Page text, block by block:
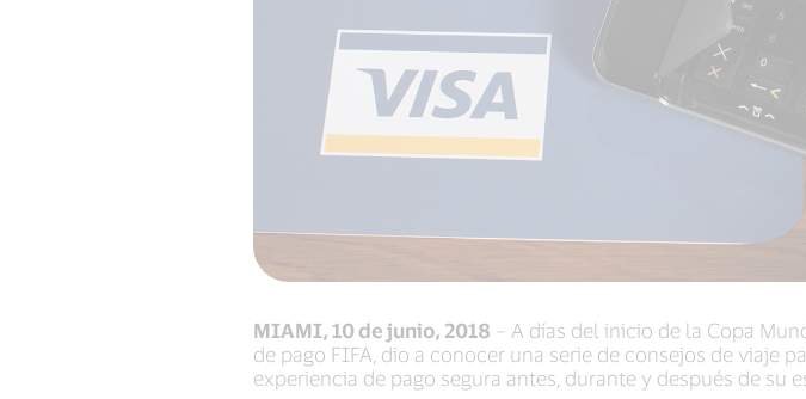
MIAMI, 10 de junio, 2018 – A días del inicio de la Copa
de pago FIFA, dio a conocer una serie de consejos de viaje
experiencia de pago segura antes, durante y después de su